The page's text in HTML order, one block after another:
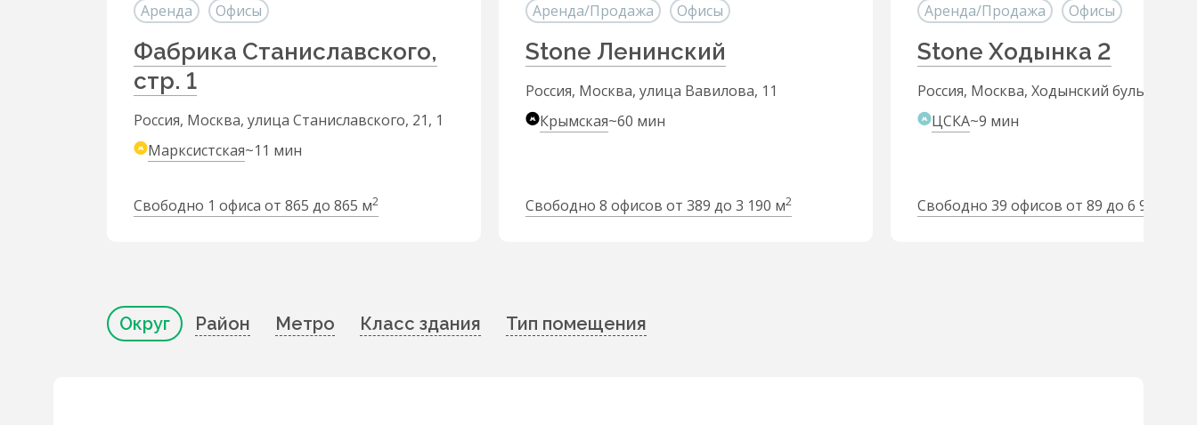
Аренда Офисы
Фабрика Станиславского,
стр. 1
Россия, Москва, улица Станиславского, 21, 1
Марксистская~11 мин
Свободно 1 офиса от 865 до 865 м2
Аренда/Продажа Офисы
Stone Ленинский
Россия, Москва, улица Вавилова, 11
Крымская~60 мин
Свободно 8 офисов от 389 до 3 190 м2
Аренда/Продажа Офисы
Stone Ходынка 2
Россия, Москва, Ходынский бульвар,
ЦСКА~9 мин
Свободно 39 офисов от 89 до 6 980 м
Округ Район Метро Класс здания Тип помещения